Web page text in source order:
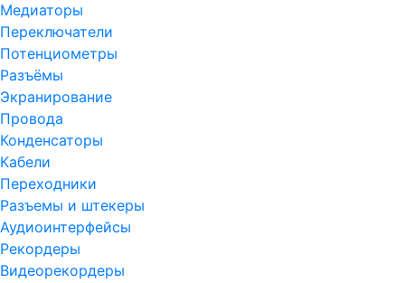
Медиаторы
Переключатели
Потенциометры
Разъёмы
Экранирование
Провода
Конденсаторы
Кабели
Переходники
Разъемы и штекеры
Аудиоинтерфейсы
Рекордеры
Видеорекордеры